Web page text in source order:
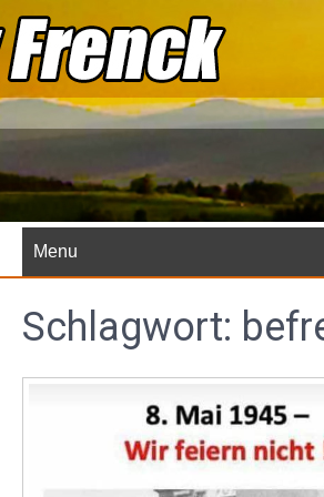
Skip
to
content
Menu
Schlagwort: